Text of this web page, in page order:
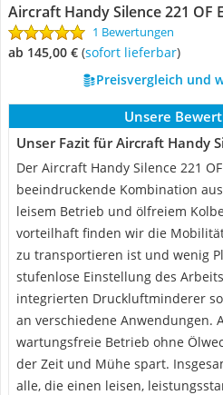
Aircraft Handy Silence 221 OF E
1 Bewertungen
ab 145,00 € ( Sofort lieferbar)
Preisvergleich und
Unsere
Unser Fazit für Aircraft Handy
Der Aircraft Handy Silence 221
beeindruckende Kombination
leisem Betrieb und ölfreiem
vorteilhaft finden wir die
zu transportieren ist und wenig
stufenlose Einstellung des
integrierten Druckluftminderer
an verschiedene Anwendungen.
wartungsfreie Betrieb ohne
der Zeit und Mühe spart.
alle, die einen leisen,